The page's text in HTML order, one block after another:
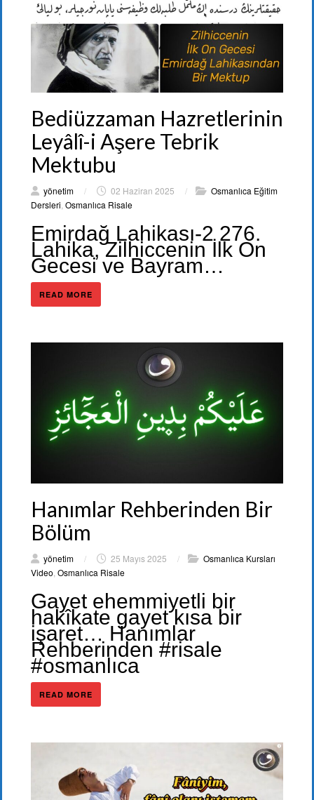
Bediüzzaman Hazretlerinin
Leyâlî-i Aşere Tebrik
Mektubu
yönetim / 02 Haziran 2025 /
Osmanlıca Eğitim
Dersleri Osmanlıca Risale
Emirdağ Lahikası-2 276.
Lahika, Zilhiccenin İlk On
Gecesi ve Bayram…
READ MORE
Hanımlar Rehberinden Bir
Bölüm
yönetim / 25 Mayıs 2025 /
Osmanlıca Kursları
Video Osmanlıca Risale
Gayet ehemmiyetli bir
hakîkate gayet kısa bir
işaret… Hanımlar
Rehberinden #risale
#osmanlıca
READ MORE